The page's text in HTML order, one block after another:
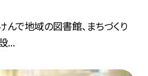
んで地域の図書館、まちづくり
...